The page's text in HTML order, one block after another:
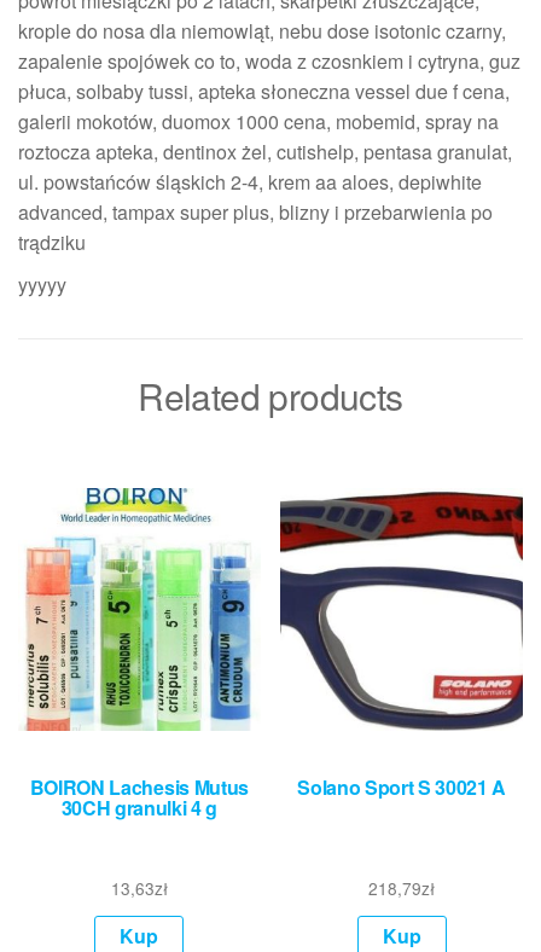
krople do nosa dla niemowląt, nebu dose isotonic czarny,
zapalenie spojówek co to, woda z czosnkiem i cytryna, guz
płuca, solbaby tussi, apteka słoneczna vessel due f cena,
galerii mokotów, duomox 1000 cena, mobemid, spray na
roztocza apteka, dentinox żel, cutishelp, pentasa granulat,
ul. powstańców śląskich 2-4, krem aa aloes, depiwhite
advanced, tampax super plus, blizny i przebarwienia po
trądziku
yyyyy
Related products
BOIRON Lachesis Mutus
30CH granulki 4 g
13,63zł
Kup
Solano Sport S 30021 A
218,79zł
Kup